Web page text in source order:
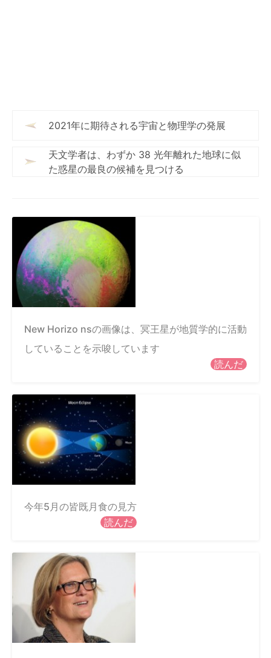
2021年に期待される宇宙と物理学の発展
天文学者は、わずか 38 光年離れた地球に似
た惑星の最良の候補を見つける
New Horizo​​ nsの画像は、冥王星が地質学的に活動
していることを示唆しています
読んだ
今年5月の皆既月食の見方
読んだ